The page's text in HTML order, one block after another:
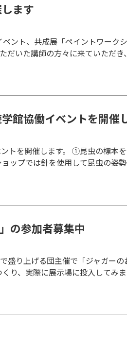
ます
ント、共成展「ペイントワーク
だいた講師の方々に来ていただ
館協働イベントを開催し
トを開催します。 ①昆虫の標本
ップでは針を使用して昆虫の姿
の参加者募集中
盛り上げる団主催で「ジャガー
り、実際に展示場に投入してみ